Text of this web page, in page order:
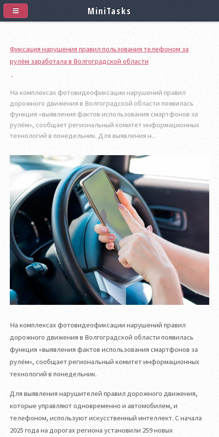
Фиксация нарушения правил пользования телефоном за
рулём заработала в Волгоградской области
На комплексах фотовидеофиксации нарушений правил
дорожного движения в Волгоградской области появилась
функция «выявления фактов использования смартфонов за
рулём», сообщает региональный комитет информационных
технологий в понедельник. Для выявления н...
На комплексах фотовидеофиксации нарушений правил
дорожного движения в Волгоградской области появилась
функция «выявления фактов использования смартфонов за
рулём», сообщает региональный комитет информационных
технологий в понедельник.
Для выявления нарушителей правил дорожного движения,
которые управляют одновременно и автомобилем, и
телефоном, используют искусственный интеллект. С начала
2025 года на дорогах региона установили 259 новых
MiniTasks